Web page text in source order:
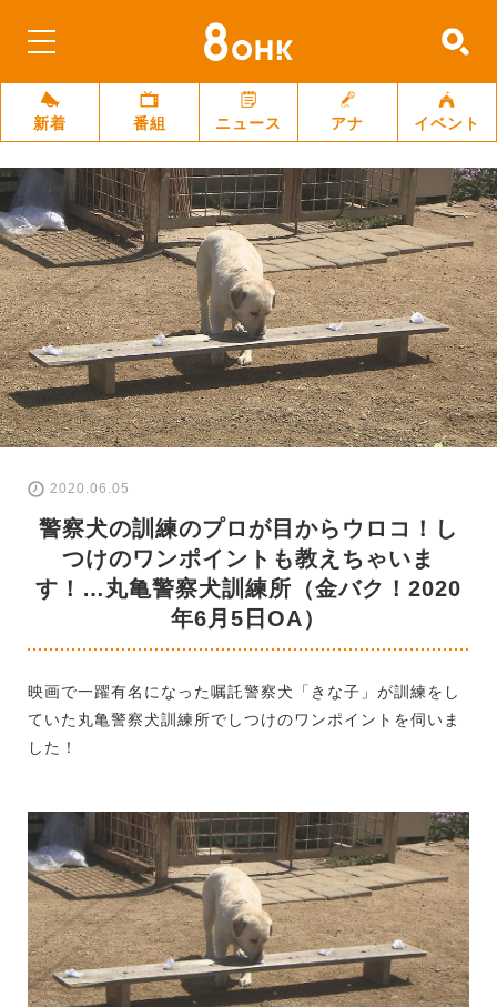
新着 番組 ニュース アナ イベント
2020.06.05
警察犬の訓練のプロが目からウロコ！し
つけのワンポイントも教えちゃいま
す！…丸亀警察犬訓練所（金バク！2020
年6月5日OA）
映画で一躍有名になった嘱託警察犬「きな子」が訓練をし
ていた丸亀警察犬訓練所でしつけのワンポイントを伺いま
した！